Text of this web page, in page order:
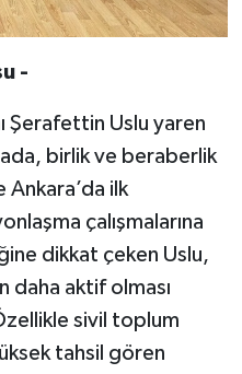
-
Şerafettin Uslu yaren
birlik ve beraberlik
ilk
çalışmalarına
dikkat çeken Uslu,
daha aktif olması
sivil toplum
tahsil gören